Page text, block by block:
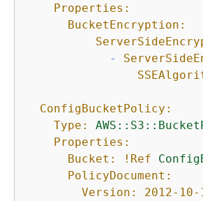
Properties:
BucketEncryption:
-
ConfigBucketPolicy:
Type:
Properties:
Bucket:
!Ref
PolicyDocument:
Version:
2012-10-